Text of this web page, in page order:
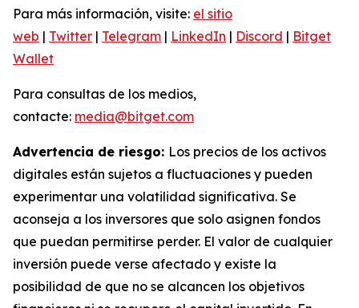
Para más información, visite: el sitio
web | Twitter | Telegram | LinkedIn | Discord | Bitget
Wallet
Para consultas de los medios,
contacte: media@bitget.com
Advertencia de riesgo: Los precios de los activos
digitales están sujetos a fluctuaciones y pueden
experimentar una volatilidad significativa. Se
aconseja a los inversores que solo asignen fondos
que puedan permitirse perder. El valor de cualquier
inversión puede verse afectado y existe la
posibilidad de que no se alcancen los objetivos